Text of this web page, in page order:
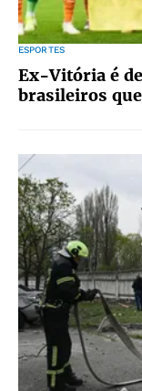
ESPORTES
Ex-Vitória é
brasileiros